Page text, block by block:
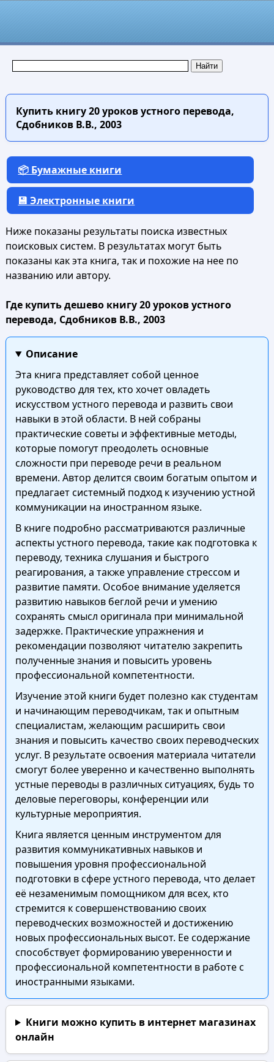
Купить книгу20 уроков устного перевода,
Сдобников В.В., 2003
📦 Бумажные книги
💾 Электронные книги
Ниже показаны результаты поиска известных
поисковых систем. В результатах могут быть
показаны как эта книга, так и похожие на нее по
названию или автору.
Где купить дешево книгу 20 уроков устного
перевода, Сдобников В.В., 2003
Описание
Эта книга представляет собой ценное
руководство для тех, кто хочет овладеть
искусством устного перевода и развить свои
навыки в этой области. В ней собраны
практические советы и эффективные методы,
которые помогут преодолеть основные
сложности при переводе речи в реальном
времени. Автор делится своим богатым опытом и
предлагает системный подход к изучению устной
коммуникации на иностранном языке.
В книге подробно рассматриваются различные
аспекты устного перевода, такие как подготовка к
переводу, техника слушания и быстрого
реагирования, а также управление стрессом и
развитие памяти. Особое внимание уделяется
развитию навыков беглой речи и умению
сохранять смысл оригинала при минимальной
задержке. Практические упражнения и
рекомендации позволяют читателю закрепить
полученные знания и повысить уровень
профессиональной компетентности.
Изучение этой книги будет полезно как студентам
и начинающим переводчикам, так и опытным
специалистам, желающим расширить свои
знания и повысить качество своих переводческих
услуг. В результате освоения материала читатели
смогут более уверенно и качественно выполнять
устные переводы в различных ситуациях, будь то
деловые переговоры, конференции или
культурные мероприятия.
Книга является ценным инструментом для
развития коммуникативных навыков и
повышения уровня профессиональной
подготовки в сфере устного перевода, что делает
её незаменимым помощником для всех, кто
стремится к совершенствованию своих
переводческих возможностей и достижению
новых профессиональных высот. Ее содержание
способствует формированию уверенности и
профессиональной компетентности в работе с
иностранными языками.
Книги можно купить в интернет магазинах
онлайн